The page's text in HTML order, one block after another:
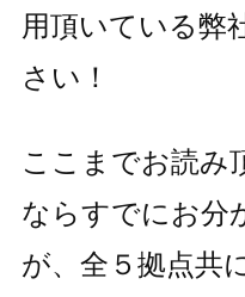
用頂いている弊
さい！
ここまでお読み
ならすでにお分
が、全５拠点共